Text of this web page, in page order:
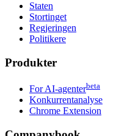
Staten
Stortinget
Regjeringen
Politikere
Produkter
For AI-agenterbeta
Konkurrentanalyse
Chrome Extension